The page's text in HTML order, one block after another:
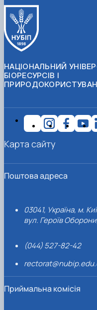
НАЦІОНАЛЬНИЙ
БІОРЕСУРСІВ І
Поштова адреса
03041, Україна, м.
вул. Героїв
(044) 527-82-42
Приймальна комісія
Карта сайту